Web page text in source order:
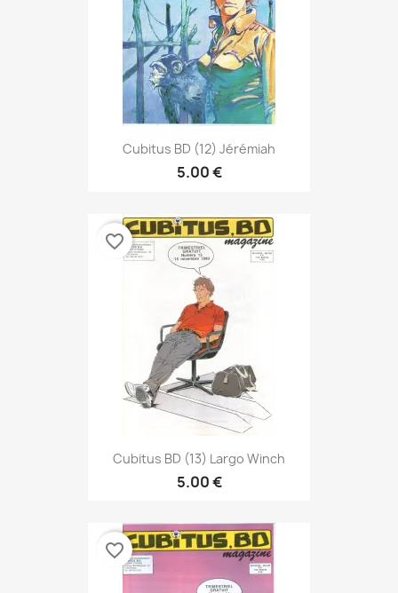
Cubitus BD (12) Jérémiah
5.00 €
Cubitus BD (13) Largo Winch
5.00 €
favorite_border
favorite_border